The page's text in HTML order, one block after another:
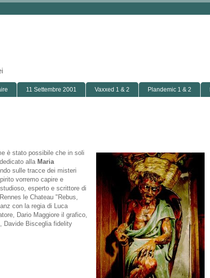
11 Settembre 2001 Vaxxed 1 & 2 Plandemic 1 & 2
è stato possibile che in soli
dedicato alla Maria
sulle tracce dei misteri
vorremo capire e
, studioso, esperto e scrittore di
le Chateau "Rebus,
con la regia di Luca
Dario Maggiore il grafico,
Davide Bisceglia fidelity